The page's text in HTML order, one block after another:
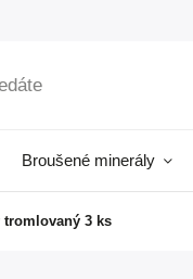
Broušené minerály
3 ks